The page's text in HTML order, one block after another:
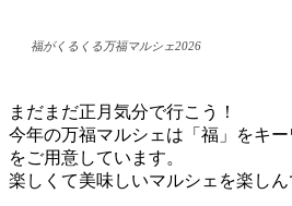
福がくるくる万福マルシェ2026
まだまだ正月気分で行こう！
今年の万福マルシェは「福」をキ
をご用意しています。
楽しくて美味しいマルシェを楽しん